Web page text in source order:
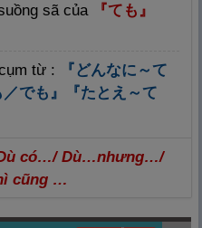
sã của
『ても』
từ :
『どんなに～て
でも』『たとえ～て
có…/ Dù…nhưng…/
cũng …